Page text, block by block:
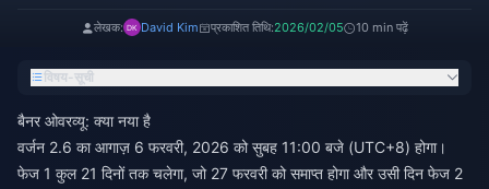
लेखक: David Kim प्रकाशित तिथि:2026/02/05 10 min पढ़ें
विषय-सूची
बैनर ओवरव्यू: क्या नया है
वर्जन 2.6 का आगाज़ 6 फरवरी, 2026 को सुबह 11:00 बजे (UTC+8) होगा।
फेज 1 कुल 21 दिनों तक चलेगा, जो 27 फरवरी को समाप्त होगा और उसी दिन फेज 2